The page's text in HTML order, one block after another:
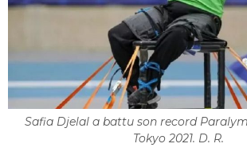
Safia Djelal a battu son record
Tokyo 2021. D. R.